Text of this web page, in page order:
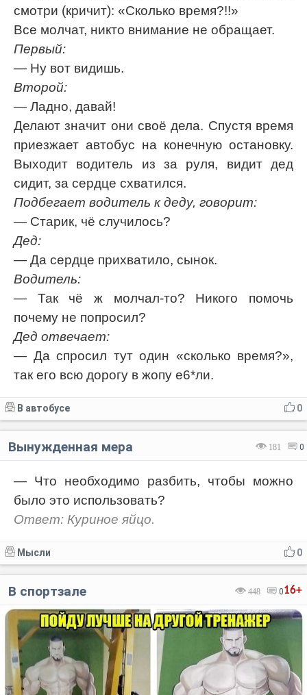
смотри (кричит): «Сколько время?!!»
Все молчат, никто внимание не обращает.
Первый:
— Ну вот видишь.
Второй:
— Ладно, давай!
Делают значит они своё дела. Спустя время
приезжает автобус на конечную остановку.
Выходит водитель из за руля, видит дед
сидит, за сердце схватился.
Подбегает водитель к деду, говорит:
— Старик, чё случилось?
Дед:
— Да сердце прихватило, сынок.
Водитель:
— Так чё ж молчал-то? Никого помочь
почему не попросил?
Дед отвечает:
— Да спросил тут один «сколько время?»,
так его всю дорогу в жопу е6*ли.
0
В автобусе
181 0
Вынужденная мера
— Что необходимо разбить, чтобы можно
было это использовать?
Ответ: Куриное яйцо.
0
Мысли
16+
448 0
В спортзале